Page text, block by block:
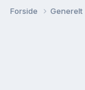
Forside Generelt